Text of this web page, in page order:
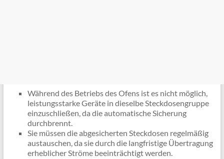
Während des Betriebs des Ofens ist es nicht möglich,
leistungsstarke Geräte in dieselbe Steckdosengruppe
einzuschließen, da die automatische Sicherung
durchbrennt.
Sie müssen die abgesicherten Steckdosen regelmäßig
austauschen, da sie durch die langfristige Übertragung
erheblicher Ströme beeinträchtigt werden.